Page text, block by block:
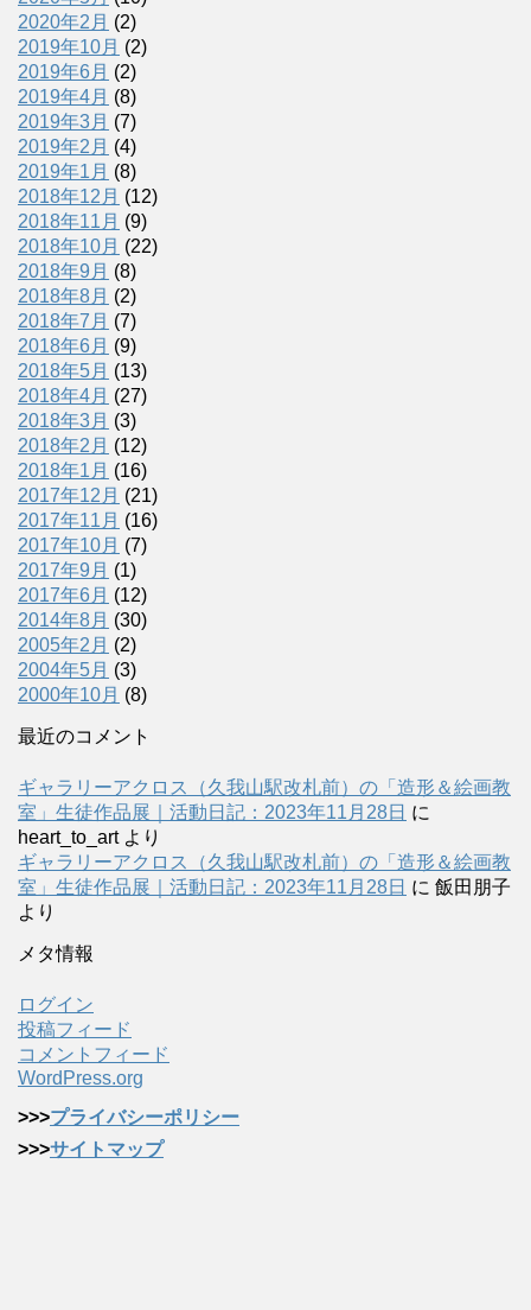
2020年2月 (2)
2019年10月 (2)
2019年6月 (2)
2019年4月 (8)
2019年3月 (7)
2019年2月 (4)
2019年1月 (8)
2018年12月 (12)
2018年11月 (9)
2018年10月 (22)
2018年9月 (8)
2018年8月 (2)
2018年7月 (7)
2018年6月 (9)
2018年5月 (13)
2018年4月 (27)
2018年3月 (3)
2018年2月 (12)
2018年1月 (16)
2017年12月 (21)
2017年11月 (16)
2017年10月 (7)
2017年9月 (1)
2017年6月 (12)
2014年8月 (30)
2005年2月 (2)
2004年5月 (3)
2000年10月 (8)
最近のコメント
ギャラリーアクロス（久我山駅改札前）の「造形＆絵画教
室」生徒作品展｜活動日記：2023年11月28日 に
heart_to_artより
ギャラリーアクロス（久我山駅改札前）の「造形＆絵画教
室」生徒作品展｜活動日記：2023年11月28日 に 飯田朋子
より
メタ情報
ログイン
投稿フィード
コメントフィード
WordPress.org
>>>プライバシーポリシー
>>>サイトマップ